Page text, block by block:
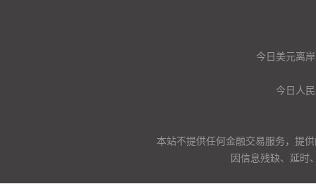
今日美元离
今日人
本站不提供任何金融交易服务，提
因信息残缺、延时